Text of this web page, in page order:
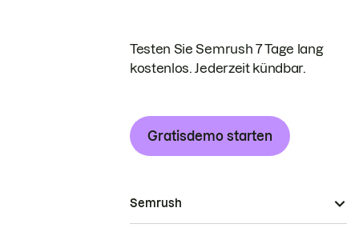
Testen Sie Semrush 7 Tage lang
kostenlos. Jederzeit kündbar.
Gratisdemo starten
Semrush